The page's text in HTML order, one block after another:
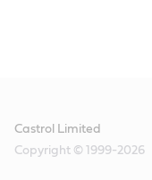
Castrol Limited
Copyright © 1999-2026